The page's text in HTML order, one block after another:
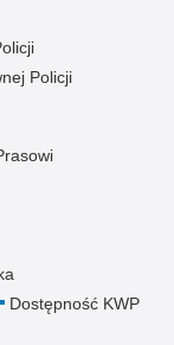
Policji
Dostępność KWP